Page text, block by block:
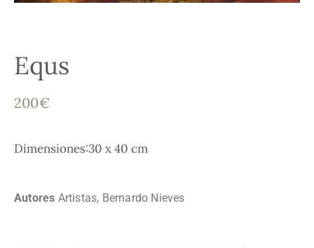
Equs
200€
Dimensiones:30 x 40 cm
Autores Artistas, Bernardo Nieves